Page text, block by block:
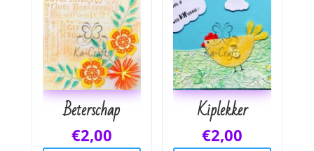
Beterschap
€2,00
Kiplekker
€2,00